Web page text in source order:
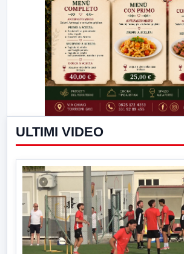
ULTIMI VIDEO